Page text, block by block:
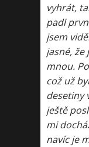
vyhrát,
padl
jsem
jasné, že
mnou.
což už
desetiny
ještě
mi
navíc je